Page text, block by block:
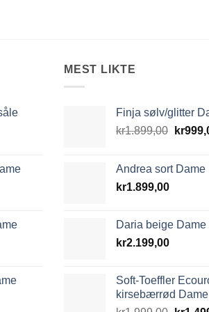
MEST LIKTE
Finja sølv/glitter
kr1.899,00 kr
Andrea sort Dame
kr1.899,00
Daria beige Dame
kr2.199,00
Soft-Toeffler
kirsebærrød Dame